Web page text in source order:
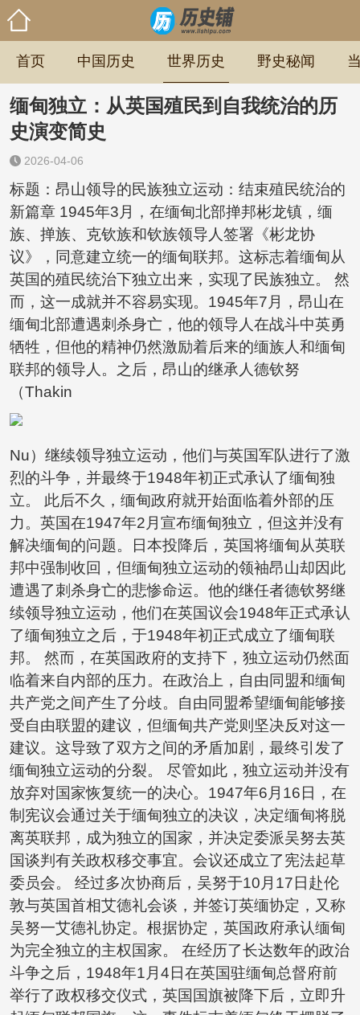
首页 中国历史 世界历史 野史秘闻
缅甸独立：从英国殖民到自我统治的历
史演变简史
2026-04-06
标题：昂山领导的民族独立运动：结束殖民统治的
新篇章 1945年3月，在缅甸北部掸邦彬龙镇，缅
族、掸族、克钦族和钦族领导人签署《彬龙协
议》，同意建立统一的缅甸联邦。这标志着缅甸从
英国的殖民统治下独立出来，实现了民族独立。 然
而，这一成就并不容易实现。1945年7月，昂山在
缅甸北部遭遇刺杀身亡，他的领导人在战斗中英勇
牺牲，但他的精神仍然激励着后来的缅族人和缅甸
联邦的领导人。之后，昂山的继承人德钦努
（Thakin
Nu）继续领导独立运动，他们与英国军队进行了激
烈的斗争，并最终于1948年初正式承认了缅甸独
立。 此后不久，缅甸政府就开始面临着外部的压
力。英国在1947年2月宣布缅甸独立，但这并没有
解决缅甸的问题。日本投降后，英国将缅甸从英联
邦中强制收回，但缅甸独立运动的领袖昂山却因此
遭遇了刺杀身亡的悲惨命运。他的继任者德钦努继
续领导独立运动，他们在英国议会1948年正式承认
了缅甸独立之后，于1948年初正式成立了缅甸联
邦。 然而，在英国政府的支持下，独立运动仍然面
临着来自内部的压力。在政治上，自由同盟和缅甸
共产党之间产生了分歧。自由同盟希望缅甸能够接
受自由联盟的建议，但缅甸共产党则坚决反对这一
建议。这导致了双方之间的矛盾加剧，最终引发了
缅甸独立运动的分裂。 尽管如此，独立运动并没有
放弃对国家恢复统一的决心。1947年6月16日，在
制宪议会通过关于缅甸独立的决议，决定缅甸将脱
离英联邦，成为独立的国家，并决定委派吴努去英
国谈判有关政权移交事宜。会议还成立了宪法起草
委员会。 经过多次协商后，吴努于10月17日赴伦
敦与英国首相艾德礼会谈，并签订英缅协定，又称
吴努一艾德礼协定。根据协定，英国政府承认缅甸
为完全独立的主权国家。 在经历了长达数年的政治
斗争之后，1948年1月4日在英国驻缅甸总督府前
举行了政权移交仪式，英国国旗被降下后，立即升